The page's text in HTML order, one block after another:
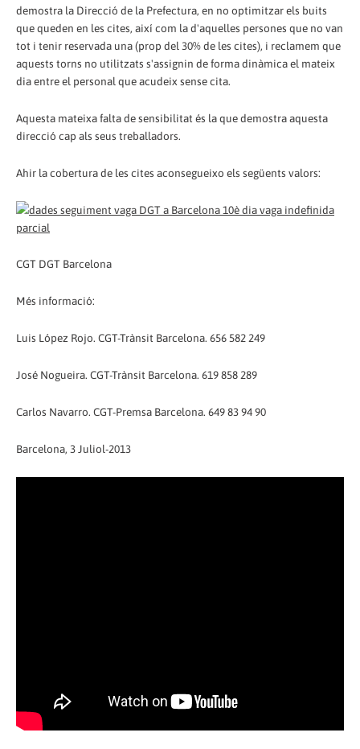
demostra la Direcció de la Prefectura, en no optimitzar els buits
que queden en les cites, així com la d'aquelles persones que no van
tot i tenir reservada una (prop del 30% de les cites), i reclamem que
aquests torns no utilitzats s'assignin de forma dinàmica el mateix
dia entre el personal que acudeix sense cita.
Aquesta mateixa falta de sensibilitat és la que demostra aquesta
direcció cap als seus treballadors.
Ahir la cobertura de les cites aconsegueixo els següents valors:
CGT DGT Barcelona
Més informació:
Luis López Rojo. CGT-Trànsit Barcelona. 656 582 249
José Nogueira. CGT-Trànsit Barcelona. 619 858 289
Carlos Navarro. CGT-Premsa Barcelona. 649 83 94 90
Barcelona, ​​3 Juliol-2013